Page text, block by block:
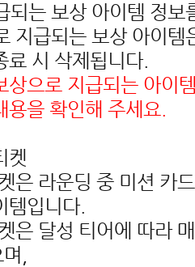
되는 보상 아이템 정보
지급되는 보상 아이
료 시 삭제됩니다.
으로 지급되는 아이
용을 확인해 주세요.
켓
은 라운딩 중 미션 카
템입니다.
은 달성 티어에 따라
,